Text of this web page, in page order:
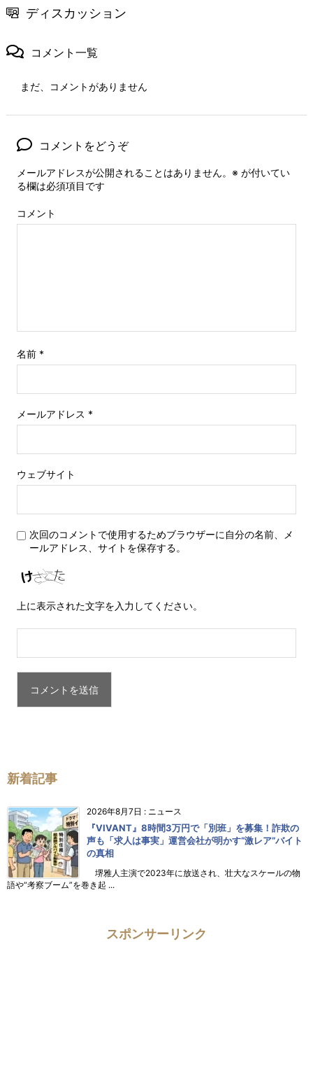
ディスカッション
コメント一覧
まだ、コメントがありません
コメントをどうぞ
メールアドレスが公開されることはありません。 ※ が付いてい
る欄は必須項目です
コメント
名前 *
メールアドレス *
ウェブサイト
次回のコメントで使用するためブラウザーに自分の名前、メ
ールアドレス、サイトを保存する。
上に表示された文字を入力してください。
新着記事
2026年8月7日 : ニュース
『VIVANT』8時間3万円で「別班」を募集！詐欺の
声も「求人は事実」運営会社が明かす“激レア”バイト
の真相
堺雅人主演で2023年に放送され、壮大なスケールの物
語や“考察ブーム”を巻き起 ...
スポンサーリンク